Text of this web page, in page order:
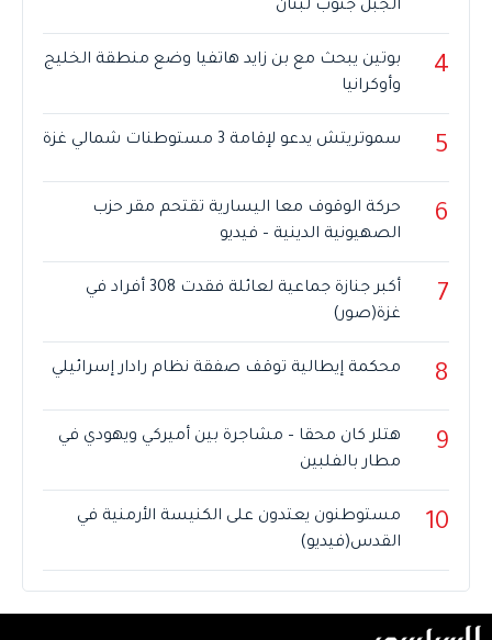
الجبل جنوب لبنان
4
بوتين يبحث مع بن زايد هاتفيا وضع منطقة الخليج
وأوكرانيا
5 سموتريتش يدعو لإقامة 3 مستوطنات شمالي غزة
6
حركة الوقوف معا اليسارية تقتحم مقر حزب
الصهيونية الدينية – فيديو
7
أكبر جنازة جماعية لعائلة فقدت 308 أفراد في
غزة(صور)
8 محكمة إيطالية توقف صفقة نظام رادار إسرائيلي
9
هتلر كان محقا – مشاجرة بين أميركي ويهودي في
مطار بالفلبين
10
مستوطنون يعتدون على الكنيسة الأرمنية في
القدس(فيديو)